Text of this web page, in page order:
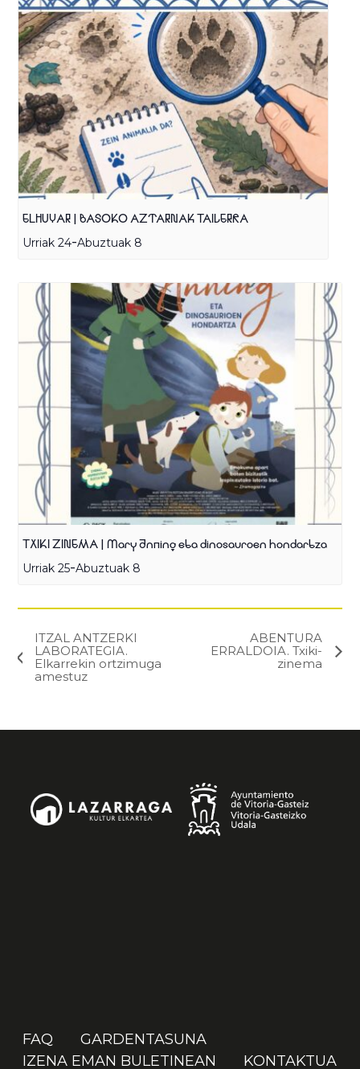
ELHUYAR | BASOKO AZTARNAK TAILERRA
Urriak 24-Abuztuak 8
TXIKI ZINEMA | Mary Anning eta dinosauroen hondartza
Urriak 25-Abuztuak 8
ITZAL ANTZERKI
LABORATEGIA.
Elkarrekin ortzimuga
amestuz
ABENTURA
ERRALDOIA. Txiki-
zinema
FAQ
GARDENTASUNA
IZENA EMAN BULETINEAN
KONTAKTUA